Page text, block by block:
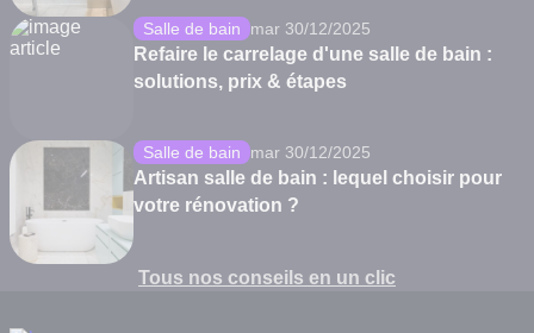
Salle de bain mar 30/12/2025
Refaire le carrelage d'une salle de bain :
solutions, prix & étapes
Salle de bain mar 30/12/2025
Artisan salle de bain : lequel choisir pour
votre rénovation ?
Tous nos conseils en un clic